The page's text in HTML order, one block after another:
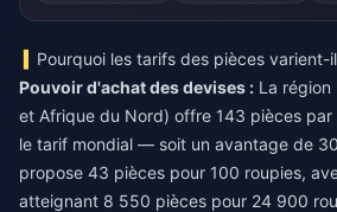
Pourquoi les tarifs des pièces varient-
Pouvoir d'achat des devises : La région
et Afrique du Nord) offre 143 pièces par
le tarif mondial — soit un avantage de
propose 43 pièces pour 100 roupies,
atteignant 8 550 pièces pour 24 900